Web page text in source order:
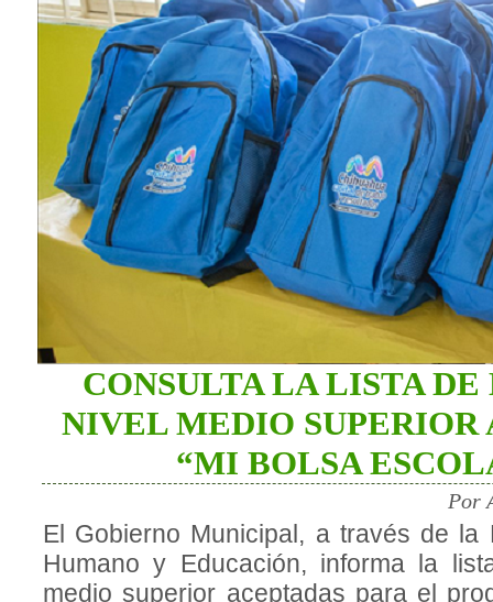
CONSULTA LA LISTA DE
NIVEL MEDIO SUPERIOR
“MI BOLSA
Por
El Gobierno Municipal, a través de la
Humano y Educación, informa la
medio superior aceptadas para el